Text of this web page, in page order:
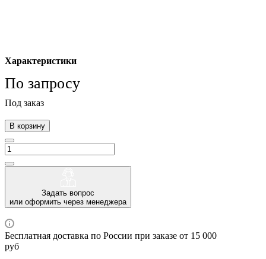
Характеристики
По запросу
Под заказ
В корзину
Задать вопрос
или оформить через менеджера
Бесплатная доставка по России при заказе от 15 000
руб